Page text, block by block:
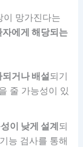
이 망가진다는
자에게 해당되는
거나 배설되기
줄 가능성이 있
이 낮게 설계 되
능 검사를 통해